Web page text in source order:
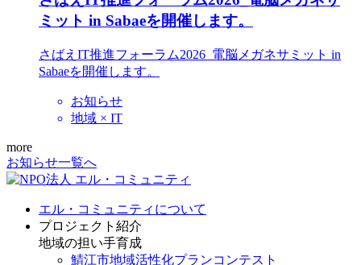
ミット in Sabaeを開催します。
さばえIT推進フォーラム2026_電脳メガネサミット in
Sabaeを開催します。
お知らせ
地域 × IT
more
お知らせ一覧へ
エル・コミュニティについて
プロジェクト紹介
地域の担い手育成
鯖江市地域活性化プランコンテスト